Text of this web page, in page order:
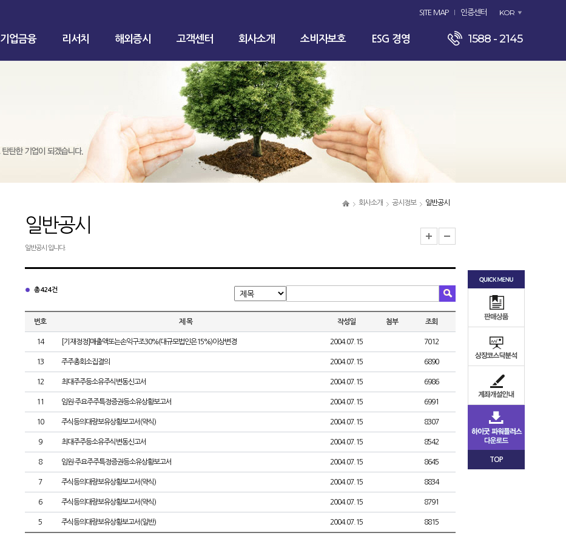
SITE MAP 인증센터 KOR
기업금융 리서치 해외증시 고객센터 회사소개 소비자보호 ESG 경영 1588 - 2145
회사소개 공시정보 일반공시
일반공시
일반공시 입니다.
총 424건
번호 제 목 작성일 첨부 조회
14 [기재정정]매출액또는손익구조30%(대규모법인은15%)이상변경 2004.07.15 7012
13 주주총회소집결의 2004.07.15 6890
12 최대주주등소유주식변동신고서 2004.07.15 6986
11 임원·주요주주특정증권등소유상황보고서 2004.07.15 6991
10 주식등의대량보유상황보고서(약식) 2004.07.15 8307
9 최대주주등소유주식변동신고서 2004.07.15 8542
8 임원·주요주주특정증권등소유상황보고서 2004.07.15 8645
7 주식등의대량보유상황보고서(약식) 2004.07.15 8834
6 주식등의대량보유상황보고서(약식) 2004.07.15 8791
5 주식등의대량보유상황보고서(일반) 2004.07.15 8815
TOP